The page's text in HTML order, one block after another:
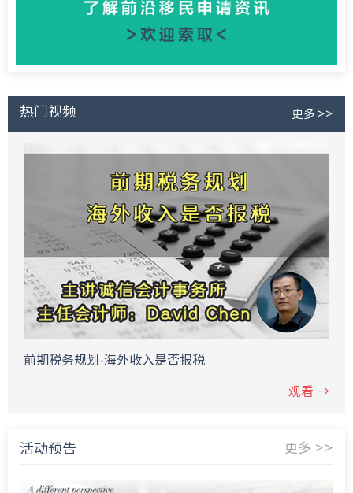
热门视频 更多 >>
前期税务规划-海外收入是否报税
观看 →
活动预告 更多 >>